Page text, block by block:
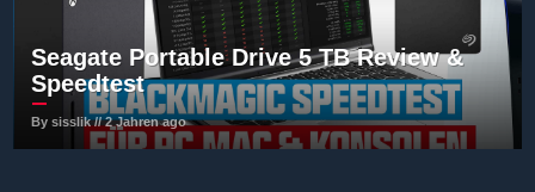
Seagate Portable Drive 5 TB Review &
Speedtest
By sisslik // 2 Jahren ago